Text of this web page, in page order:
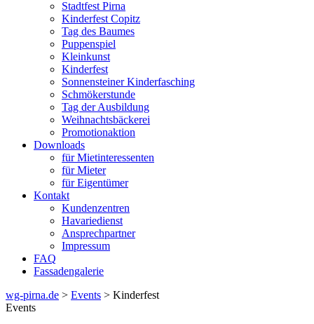
Stadtfest Pirna
Kinderfest Copitz
Tag des Baumes
Puppenspiel
Kleinkunst
Kinderfest
Sonnensteiner Kinderfasching
Schmökerstunde
Tag der Ausbildung
Weihnachtsbäckerei
Promotionaktion
Downloads
für Mietinteressenten
für Mieter
für Eigentümer
Kontakt
Kundenzentren
Havariedienst
Ansprechpartner
Impressum
FAQ
Fassadengalerie
wg-pirna.de > Events > Kinderfest
Events